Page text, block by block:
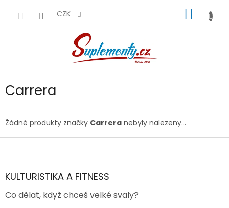
CZK
KOŠÍK
Carrera
Žádné produkty značky Carrera nebyly nalezeny...
Z
aKULTURISTIKA A FITNESS
Co dělat, když chceš velké svaly?